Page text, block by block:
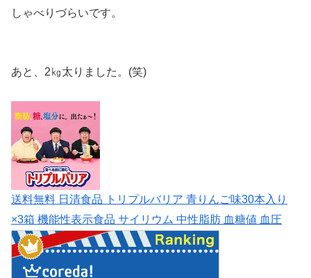
しゃべりづらいです。
あと、2㎏太りました。(笑)
送料無料 日清食品 トリプルバリア 青りんご味30本入り
×3箱 機能性表示食品 サイリウム 中性脂肪 血糖値 血圧